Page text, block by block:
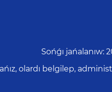
Sońǵı jańalanıw:
olardı belgilep,